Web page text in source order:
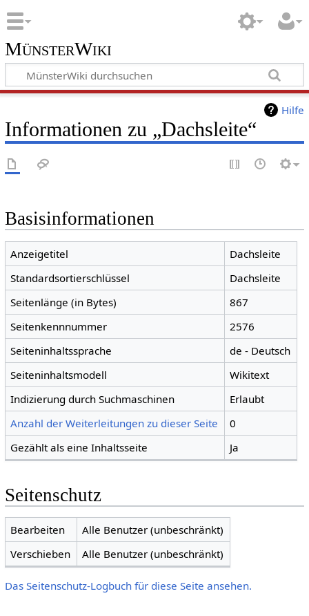
MünsterWiki
Hilfe
Informationen zu „Dachsleite“
Basisinformationen
Anzeigetitel
Dachsleite
Standardsortierschlüssel
Dachsleite
Seitenlänge (in Bytes)
867
Seitenkennnummer
2576
Seiteninhaltssprache
de - Deutsch
Seiteninhaltsmodell
Wikitext
Indizierung durch Suchmaschinen
Erlaubt
Anzahl der Weiterleitungen zu dieser Seite
0
Gezählt als eine Inhaltsseite
Ja
Seitenschutz
Bearbeiten
Alle Benutzer (unbeschränkt)
Verschieben
Alle Benutzer (unbeschränkt)
Das Seitenschutz-Logbuch für diese Seite ansehen.